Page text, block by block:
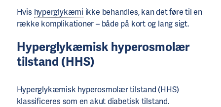
Hvis hyperglykæmi ikke behandles, kan det føre til en
række komplikationer – både på kort og lang sigt.
Hyperglykæmisk hyperosmolær
tilstand (HHS)
Hyperglykæmisk hyperosmolær tilstand (HHS)
klassificeres som en akut diabetisk tilstand.